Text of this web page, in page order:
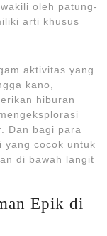
oleh patung-
arti khusus
aktivitas yang
kano,
hiburan
Dan bagi para
yang cocok untuk
di bawah langit
Epik di